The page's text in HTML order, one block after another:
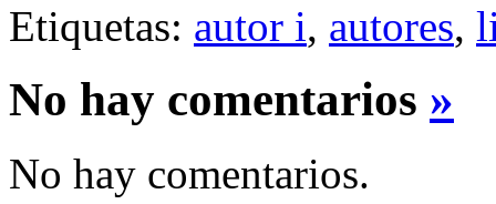
Etiquetas: autor i, autores,
No hay comentarios »
No hay comentarios.